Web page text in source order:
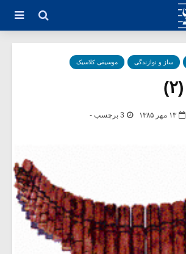
ساز و نوازندگی موسیقی کلاسیک
۱۳ مهر ۱۳۸۵ 3 برچسب -